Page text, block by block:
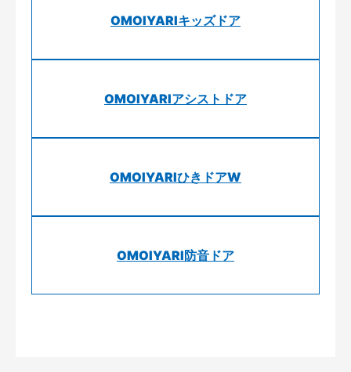
OMOIYARIキッズドア
OMOIYARIアシストドア
OMOIYARIひきドアW
OMOIYARI防音ドア